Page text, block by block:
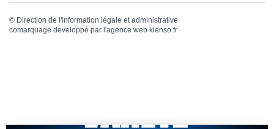
© Direction de l'information légale et administrative
comarquage developpé par l'agence web kienso.fr